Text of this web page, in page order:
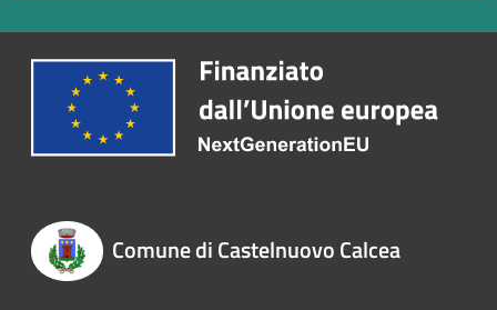
Comune di Castelnuovo Calcea